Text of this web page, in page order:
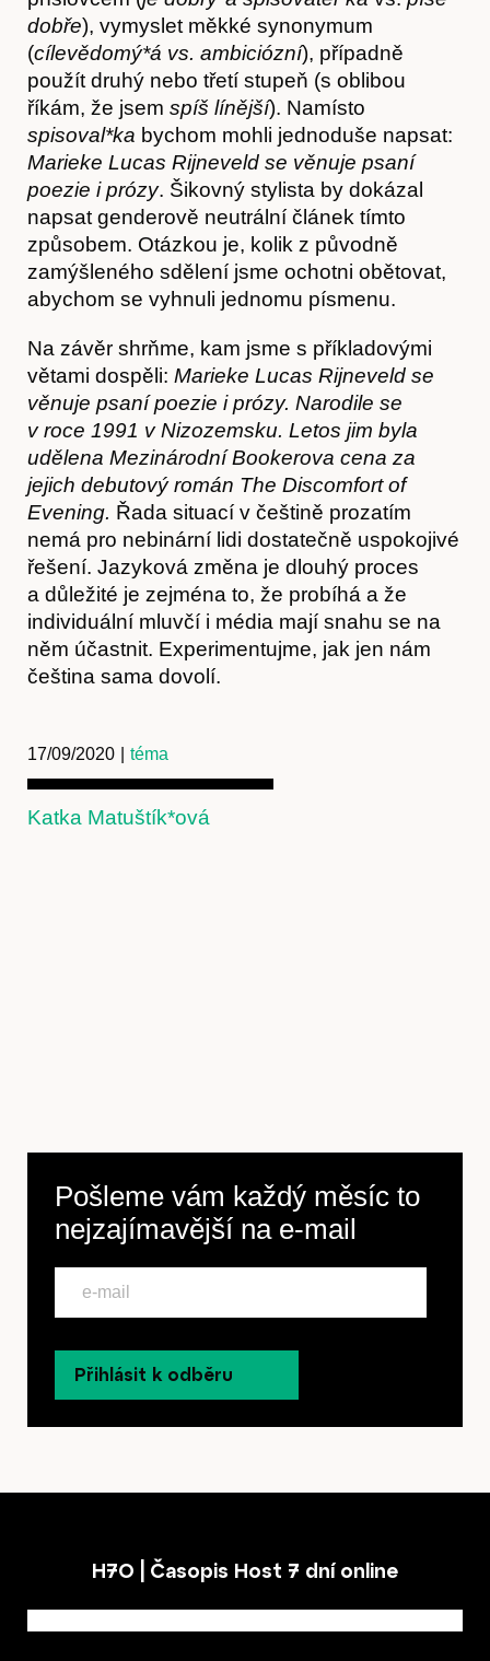
Předplatné
dobře), vymyslet měkké synonymum
(cílevědomý*á vs. ambiciózní), případně
použít druhý nebo třetí stupeň (s oblibou
říkám, že jsem spíš línější). Namísto
spisoval*ka bychom mohli jednoduše napsat:
Marieke Lucas Rijneveld se věnuje psaní
poezie i prózy. Šikovný stylista by dokázal
napsat genderově neutrální článek tímto
způsobem. Otázkou je, kolik z původně
zamýšleného sdělení jsme ochotni obětovat,
abychom se vyhnuli jednomu písmenu.
Na závěr shrňme, kam jsme s příkladovými
větami dospěli: Marieke Lucas Rijneveld se
věnuje psaní poezie i prózy. Narodile se
v roce 1991 v Nizozemsku. Letos jim byla
udělena Mezinárodní Bookerova cena za
jejich debutový román The Discomfort of
Evening. Řada situací v češtině prozatím
nemá pro nebinární lidi dostatečně uspokojivé
řešení. Jazyková změna je dlouhý proces
a důležité je zejména to, že probíhá a že
individuální mluvčí i média mají snahu se na
něm účastnit. Experimentujme, jak jen nám
čeština sama dovolí.
17/09/2020 téma
Katka Matuštík*ová
Pošleme vám každý měsíc to
nejzajímavější na e-mail
Přihlásit k odběru
H7O | Časopis Host 7 dní online